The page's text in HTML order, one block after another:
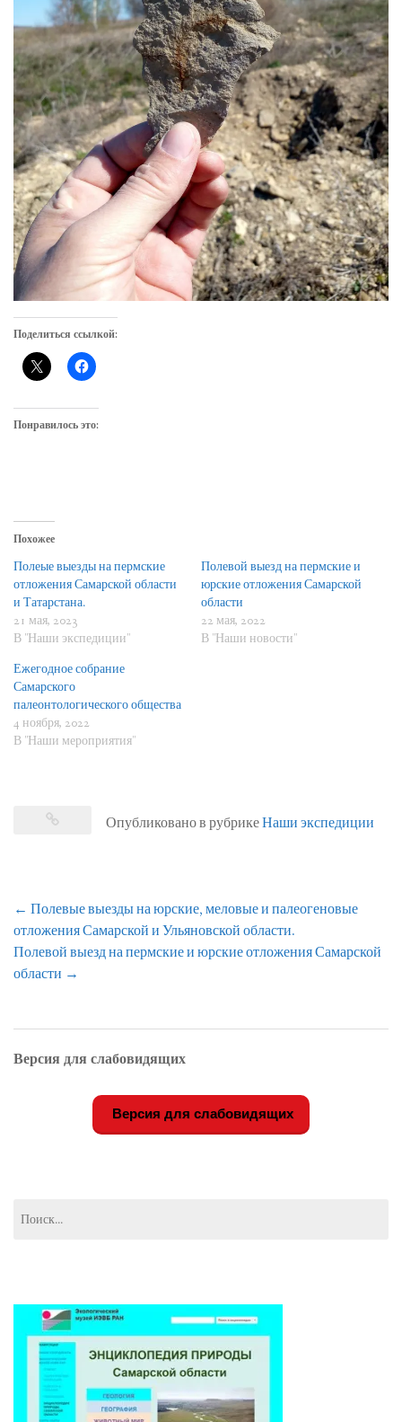
Поделиться ссылкой:
Понравилось это:
Похожее
Полеые выезды на пермские
отложения Самарской области
и Татарстана.
21 мая, 2023
В "Наши экспедиции"
Полевой выезд на пермские и
юрские отложения Самарской
области
22 мая, 2022
В "Наши новости"
Ежегодное собрание
Самарского
палеонтологического общества
4 ноября, 2022
В "Наши мероприятия"
Опубликовано в рубрикеНаши экспедиции
Навигация
по
записям
← Полевые выезды на юрские, меловые и палеогеновые
отложения Самарской и Ульяновской области.
Полевой выезд на пермские и юрские отложения Самарской
области →
Версия для слабовидящих
Версия для слабовидящих